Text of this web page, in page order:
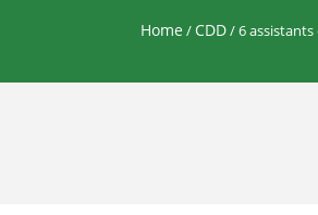
Home / CDD/ 6 assistants